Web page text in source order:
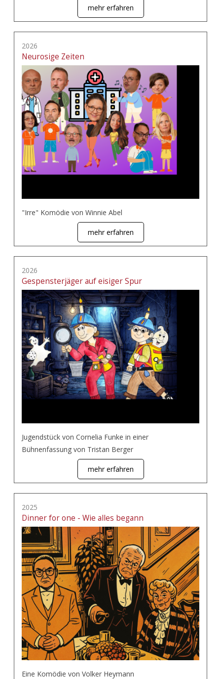
mehr erfahren
2026
Neurosige Zeiten
"Irre" Komödie von Winnie Abel
mehr erfahren
2026
Gespensterjäger auf eisiger Spur
Jugendstück von Cornelia Funke in einer
Bühnenfassung von Tristan Berger
mehr erfahren
2025
Dinner for one - Wie alles begann
Eine Komödie von Volker Heymann